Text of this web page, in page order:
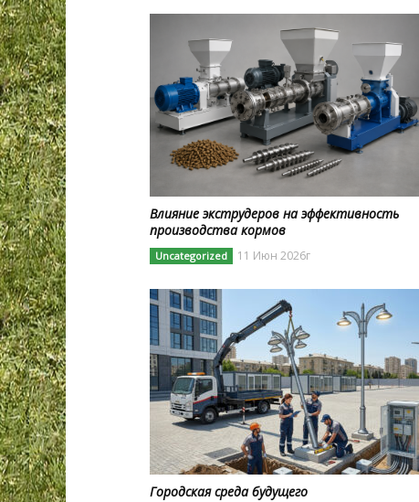
Влияние экструдеров на эффективность
производства кормов
Uncategorized 11 Июн 2026г
Городская среда будущего